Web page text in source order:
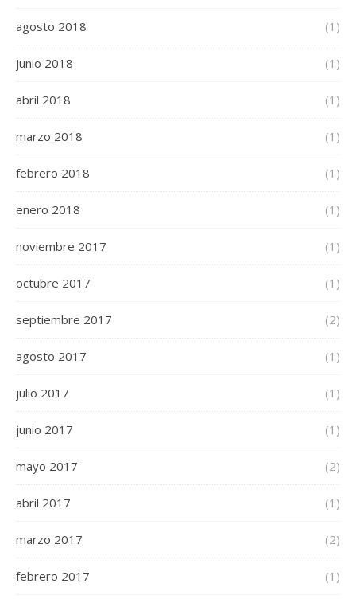
agosto 2018 (1)
junio 2018 (1)
abril 2018 (1)
marzo 2018 (1)
febrero 2018 (1)
enero 2018 (1)
noviembre 2017 (1)
octubre 2017 (1)
septiembre 2017 (2)
agosto 2017 (1)
julio 2017 (1)
junio 2017 (1)
mayo 2017 (2)
abril 2017 (1)
marzo 2017 (2)
febrero 2017 (1)